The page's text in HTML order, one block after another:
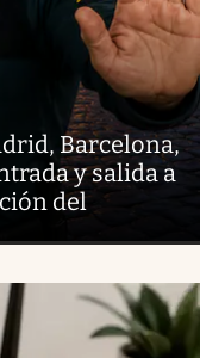
Barcelona,
y salida a
del